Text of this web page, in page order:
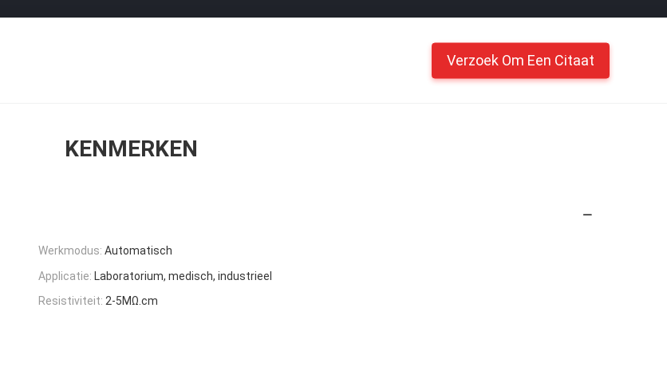
Verzoek Om Een Citaat
KENMERKEN
Werkmodus: Automatisch
Applicatie: Laboratorium, medisch, industrieel
Resistiviteit: 2-5MΩ.cm